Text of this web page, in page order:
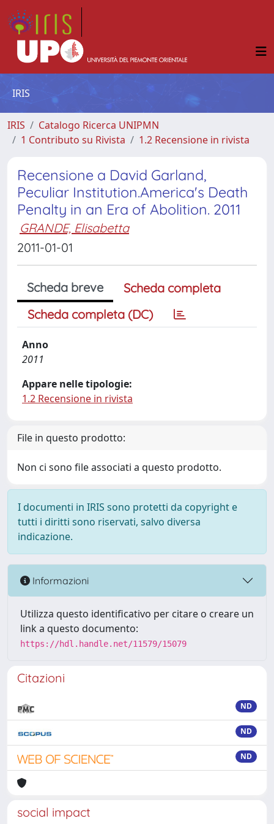
IRIS
IRIS
Catalogo Ricerca UNIPMN
1 Contributo su Rivista
1.2 Recensione in rivista
Recensione a David Garland,
Peculiar Institution.America's Death
Penalty in an Era of Abolition. 2011
GRANDE, Elisabetta
2011-01-01
Scheda breve
Scheda completa
Scheda completa (DC)
Anno
2011
Appare nelle tipologie:
1.2 Recensione in rivista
File in questo prodotto:
Non ci sono file associati a questo prodotto.
I documenti in IRIS sono protetti da copyright e
tutti i diritti sono riservati, salvo diversa
indicazione.
Informazioni
Utilizza questo identificativo per citare o creare un
link a questo documento:
https://hdl.handle.net/11579/15079
Citazioni
ND
ND
ND
social impact